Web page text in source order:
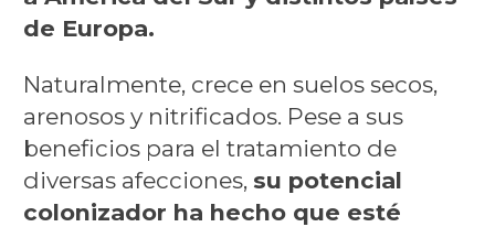
de Europa.
Naturalmente, crece en suelos secos,
arenosos y nitrificados. Pese a sus
beneficios para el tratamiento de
diversas afecciones, su potencial
colonizador ha hecho que esté